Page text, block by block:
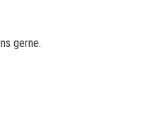
gerne.